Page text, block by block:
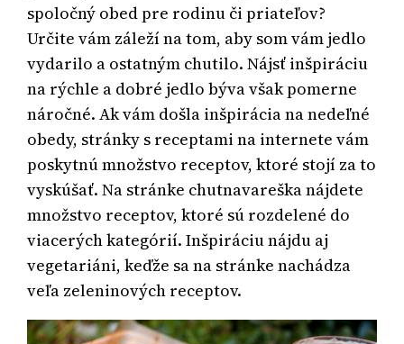
spoločný obed pre rodinu či priateľov?
Určite vám záleží na tom, aby som vám jedlo
vydarilo a ostatným chutilo. Nájsť inšpiráciu
na rýchle a dobré jedlo býva však pomerne
náročné. Ak vám došla inšpirácia na nedeľné
obedy, stránky s receptami na internete vám
poskytnú množstvo receptov, ktoré stojí za to
vyskúšať. Na stránke chutnavareška nájdete
množstvo receptov, ktoré sú rozdelené do
viacerých kategórií. Inšpiráciu nájdu aj
vegetariáni, keďže sa na stránke nachádza
veľa zeleninových receptov.